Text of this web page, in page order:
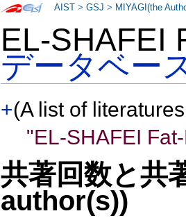
EL-SHAFEI
データベー
+(A list of
"EL-SHAFEI
共著回数と共
author(s))
AIST >GSJ > MIYAGI(the